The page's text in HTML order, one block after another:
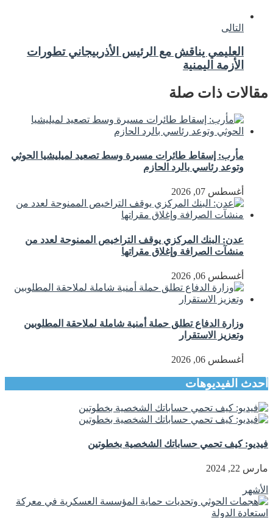
التالى
العليمي يناقش مع الرئيس الأذربيجاني تطورات
الأزمة اليمنية
مقالات ذات صلة
مأرب: إسقاط طائرات مسيرة وسط تصعيد لميليشيا الحوثي
وتوعد رئاسي بالرد الحازم
أغسطس 07, 2026
عدن: البنك المركزي يوقف التراخيص الممنوحة لعدد من
منشآت الصرافة وإغلاق مقراتها
أغسطس 06, 2026
وزارة الدفاع تطلق حملة أمنية شاملة لملاحقة المطلوبين
وتعزيز الاستقرار
أغسطس 06, 2026
أحدث الفيديوهات
فيديو: كيف تحمي حساباتك الشخصية بخطوتين
مارس 22, 2024
الأشهر